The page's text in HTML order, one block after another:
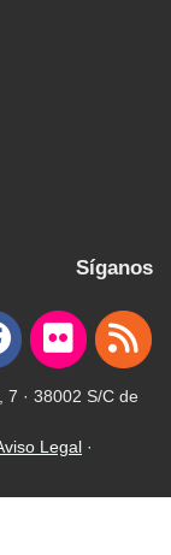
Síganos
7 · 38002 S/C de
Legal ·